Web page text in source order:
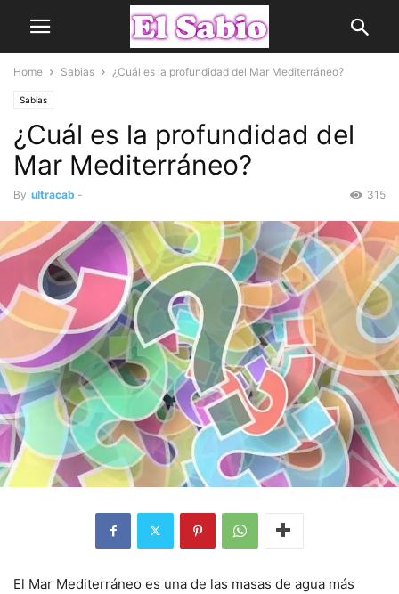
Home Sabias ¿Cuál es la profundidad del Mar Mediterráneo?
Sabias
¿Cuál es la profundidad del
Mar Mediterráneo?
By ultracab - 315
El Mar Mediterráneo es una de las masas de agua más